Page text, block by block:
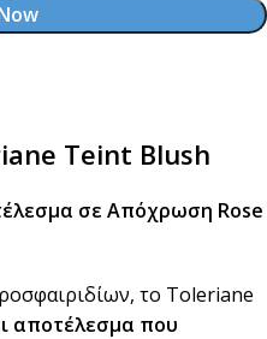
Teint Blush
σε Απόχρωση Rose
το Toleriane
αποτέλεσμα που